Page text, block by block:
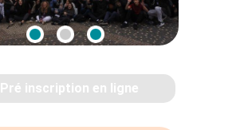
Pré inscription en ligne